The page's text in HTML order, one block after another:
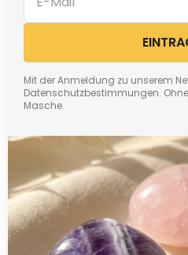
Mit der Anmeldung zu unserem
Datenschutzbestimmungen.
Masche.